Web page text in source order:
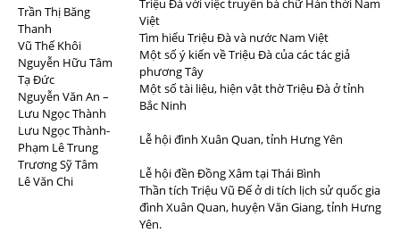
Trần Thị Băng
Thanh
Vũ Thế Khôi
Nguyễn Hữu Tâm
Tạ Đức
Nguyễn Văn An –
Lưu Ngọc Thành
Lưu Ngọc Thành-
Phạm Lê Trung
Trương Sỹ Tâm
Lê Văn Chi
Việt
Tìm hiểu Triệu Đà và nước Nam Việt
Một số ý kiến về Triệu Đà của các tác giả
phương Tây
Một số tài liệu, hiện vật thờ Triệu Đà ở tỉnh
Bắc Ninh
Lễ hội đình Xuân Quan, tỉnh Hưng Yên
Lễ hội đền Đồng Xâm tại Thái Bình
Thần tích Triệu Vũ Đế ở di tích lịch sử quốc gia
đình Xuân Quan, huyện Văn Giang, tỉnh Hưng
Yên.